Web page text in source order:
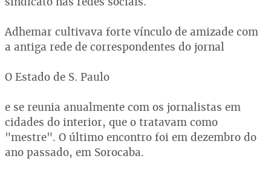
Adhemar cultivava forte vínculo de amizade com
a antiga rede de correspondentes do jornal
O Estado de S. Paulo
e se reunia anualmente com os jornalistas em
cidades do interior, que o tratavam como
"mestre". O último encontro foi em dezembro do
ano passado, em Sorocaba.